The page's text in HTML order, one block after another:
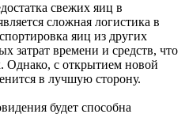
свежих яиц в
сложная логистика в
яиц из других
затрат времени и средств, что
Однако, с открытием новой
в лучшую сторону.
будет способна